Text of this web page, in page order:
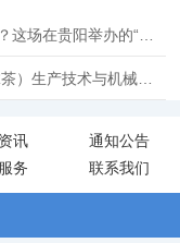
上一篇：新式茶饮当红，传统评茶过时了吗？这场在贵阳举办的“天花板级培训”给出了答案
下一篇：【重要】关于举办2026年碾茶（抹茶）生产技术与机械化应用专题培训班的通知
讯
通知公告
务 联系我们